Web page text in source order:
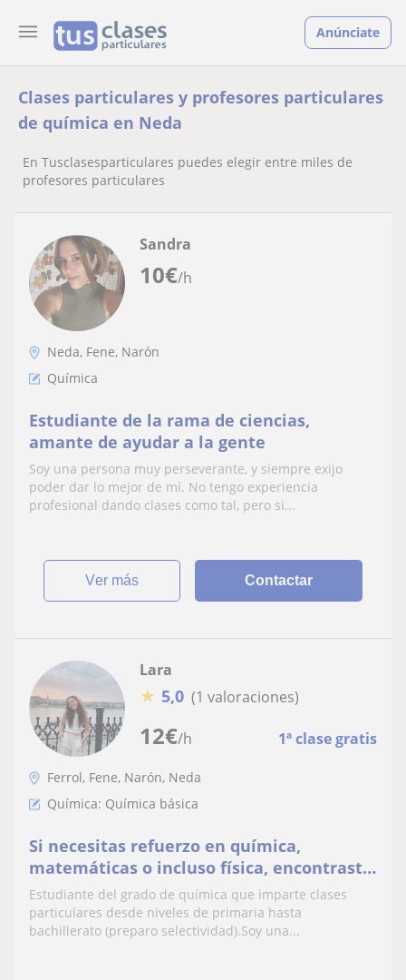
Anúnciate
Clases particulares y profesores particulares
de química en Neda
En Tusclasesparticulares puedes elegir entre miles de
profesores particulares
10€/h
Sandra
Neda, Fene, Narón
Química
Estudiante de la rama de ciencias,
amante de ayudar a la gente
Soy una persona muy perseverante, y siempre exijo
poder dar lo mejor de mí. No tengo experiencia
profesional dando clases como tal, pero si...
ver más Contactar
12€/h 1ª clase gratis
Lara
★ 5,0 (1 valoraciones)
Ferrol, Fene, Narón, Neda
Química: Química básica
Si necesitas refuerzo en química,
matemáticas o incluso física, encontraste
la persona adecuada
Estudiante del grado de química que imparte clases
particulares desde niveles de primaria hasta
bachillerato (preparo selectividad).Soy una...